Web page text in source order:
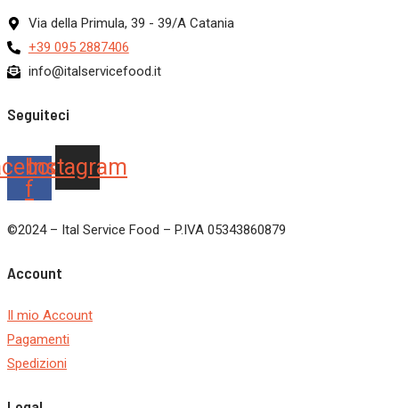
Via della Primula, 39 - 39/A Catania
+39 095 2887406
info@italservicefood.it
Seguiteci
f
Instagram
©2024 – Ital Service Food – P.IVA 05343860879
Account
Il mio Account
Pagamenti
Spedizioni